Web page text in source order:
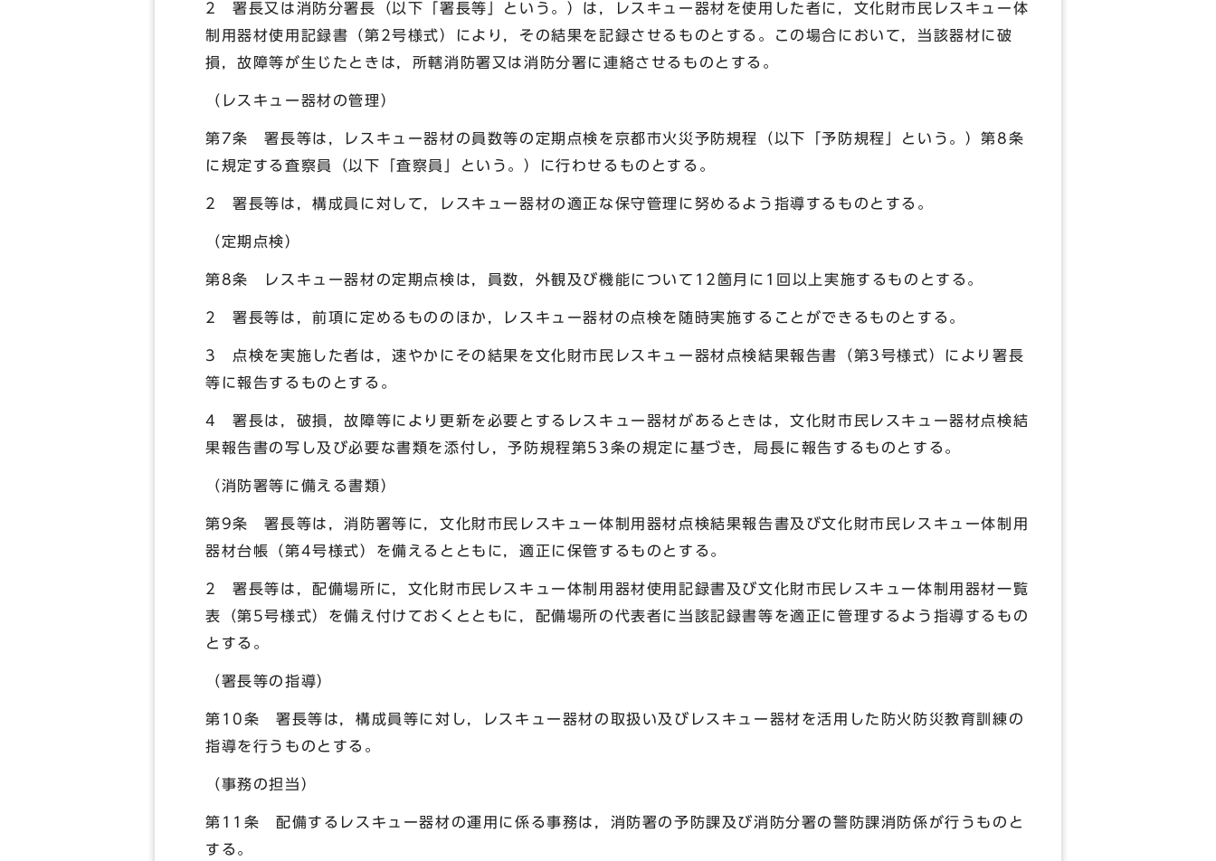
2 署長又は消防分署長（以下「署長等」という。）は，レスキュー器材を使用した者に，文化財市民レスキュー体
制用器材使用記録書（第2号様式）により，その結果を記録させるものとする。この場合において，当該器材に破
損，故障等が生じたときは，所轄消防署又は消防分署に連絡させるものとする。
（レスキュー器材の管理）
第7条 署長等は，レスキュー器材の員数等の定期点検を京都市火災予防規程（以下「予防規程」という。）第8条
に規定する査察員（以下「査察員」という。）に行わせるものとする。
2 署長等は，構成員に対して，レスキュー器材の適正な保守管理に努めるよう指導するものとする。
（定期点検）
第8条 レスキュー器材の定期点検は，員数，外観及び機能について12箇月に1回以上実施するものとする。
2 署長等は，前項に定めるもののほか，レスキュー器材の点検を随時実施することができるものとする。
3 点検を実施した者は，速やかにその結果を文化財市民レスキュー器材点検結果報告書（第3号様式）により署長
等に報告するものとする。
4 署長は，破損，故障等により更新を必要とするレスキュー器材があるときは，文化財市民レスキュー器材点検結
果報告書の写し及び必要な書類を添付し，予防規程第53条の規定に基づき，局長に報告するものとする。
（消防署等に備える書類）
第9条 署長等は，消防署等に，文化財市民レスキュー体制用器材点検結果報告書及び文化財市民レスキュー体制用
器材台帳（第4号様式）を備えるとともに，適正に保管するものとする。
2 署長等は，配備場所に，文化財市民レスキュー体制用器材使用記録書及び文化財市民レスキュー体制用器材一覧
表（第5号様式）を備え付けておくとともに，配備場所の代表者に当該記録書等を適正に管理するよう指導するもの
とする。
（署長等の指導）
第10条 署長等は，構成員等に対し，レスキュー器材の取扱い及びレスキュー器材を活用した防火防災教育訓練の
指導を行うものとする。
（事務の担当）
第11条 配備するレスキュー器材の運用に係る事務は，消防署の予防課及び消防分署の警防課消防係が行うものと
する。